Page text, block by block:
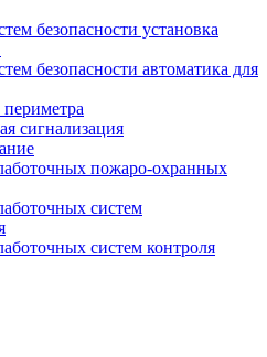
безопасности установка
безопасности автоматика для
сигнализация
пожаро-охранных
систем
систем контроля